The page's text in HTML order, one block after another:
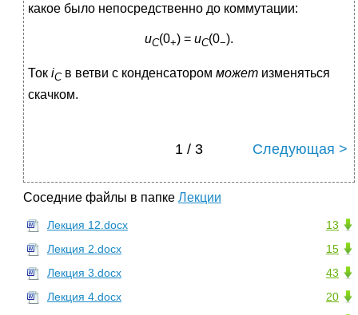
какое было непосредственно до коммутации:
uC(0+) = uC(0−).
Ток iCв ветви с конденсатором может изменяться
скачком.
1 / 3 Следующая >
Соседние файлы в папке Лекции
13
Лекция 12.docx
15
Лекция 2.docx
43
Лекция 3.docx
20
Лекция 4.docx